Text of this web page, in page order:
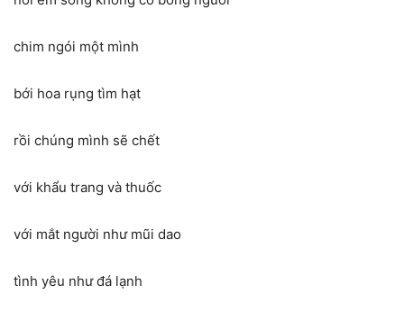
chim ngói một mình
bới hoa rụng tìm hạt
rồi chúng mình sẽ chết
với khẩu trang và thuốc
với mắt người như mũi dao
tình yêu như đá lạnh